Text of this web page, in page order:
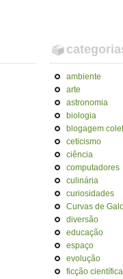
ambiente
arte
astronomia
biologia
blogagem
ceticismo
ciência
computadores
culinária
curiosidades
Curvas de
diversão
educação
espaço
evolução
ficção científica